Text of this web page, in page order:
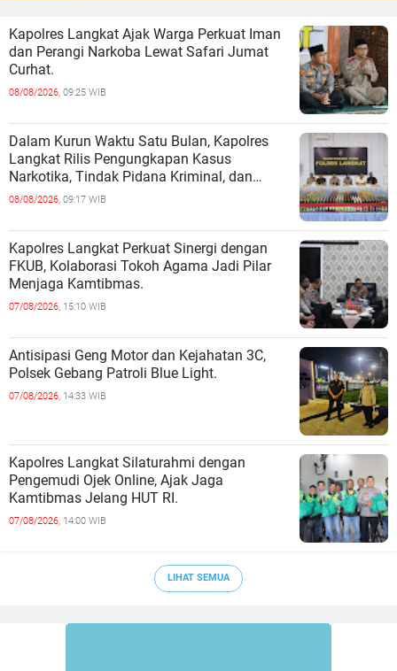
Kapolres Langkat Ajak Warga Perkuat Iman
dan Perangi Narkoba Lewat Safari Jumat
Curhat.
08/08/2026, 09:25 WIB
Dalam Kurun Waktu Satu Bulan, Kapolres
Langkat Rilis Pengungkapan Kasus
Narkotika, Tindak Pidana Kriminal, dan
Kekerasan Seksual terhadap Anak.
08/08/2026, 09:17 WIB
Kapolres Langkat Perkuat Sinergi dengan
FKUB, Kolaborasi Tokoh Agama Jadi Pilar
Menjaga Kamtibmas.
07/08/2026, 15:10 WIB
Antisipasi Geng Motor dan Kejahatan 3C,
Polsek Gebang Patroli Blue Light.
07/08/2026, 14:33 WIB
Kapolres Langkat Silaturahmi dengan
Pengemudi Ojek Online, Ajak Jaga
Kamtibmas Jelang HUT RI.
07/08/2026, 14:00 WIB
LIHAT SEMUA